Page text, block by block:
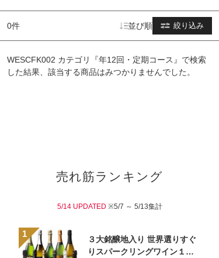
0件 絞り込み
並び順
WESCFK002 カテゴリ『年12回・定期コース』で検索
した結果、該当する商品はみつかりませんでした。
売れ筋ランキング
5/14 UPDATED ※5/7 ～ 5/13集計
３大銘醸地入り 世界選りすぐ
りスパークリングワイン１１